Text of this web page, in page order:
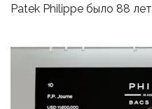
Patek Philippe было 88 лет